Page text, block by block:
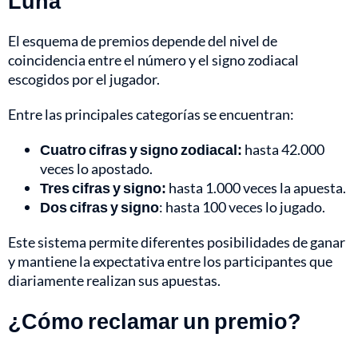
El esquema de premios depende del nivel de
coincidencia entre el número y el signo zodiacal
escogidos por el jugador.
Entre las principales categorías se encuentran:
Cuatro cifras y signo zodiacal: hasta 42.000
veces lo apostado.
Tres cifras y signo: hasta 1.000 veces la apuesta.
Dos cifras y signo: hasta 100 veces lo jugado.
Este sistema permite diferentes posibilidades de ganar
y mantiene la expectativa entre los participantes que
diariamente realizan sus apuestas.
¿Cómo reclamar un premio?